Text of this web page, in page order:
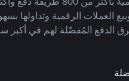
العملات الرقمية وتداولها
الدفع المُفضّلة لهم في أكبر